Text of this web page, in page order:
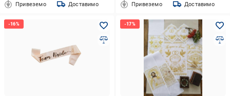
Привеземо Доставимо Привеземо Доставимо